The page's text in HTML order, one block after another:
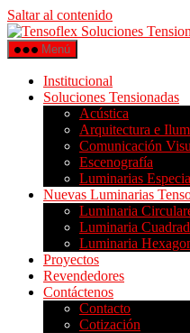
Saltar al contenido
Menú
Institucional
Soluciones Tensionadas
Acústica
Arquitectura e
Comunicación
Escenografía
Luminarias
Nuevas Luminarias
Luminaria
Luminaria
Luminaria
Proyectos
Revendedores
Contáctenos
Contacto
Cotización